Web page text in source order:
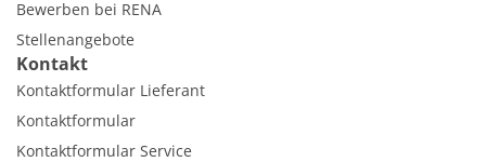
Bewerben bei RENA
Stellenangebote
Kontakt
Kontaktformular Lieferant
Kontaktformular
Kontaktformular Service